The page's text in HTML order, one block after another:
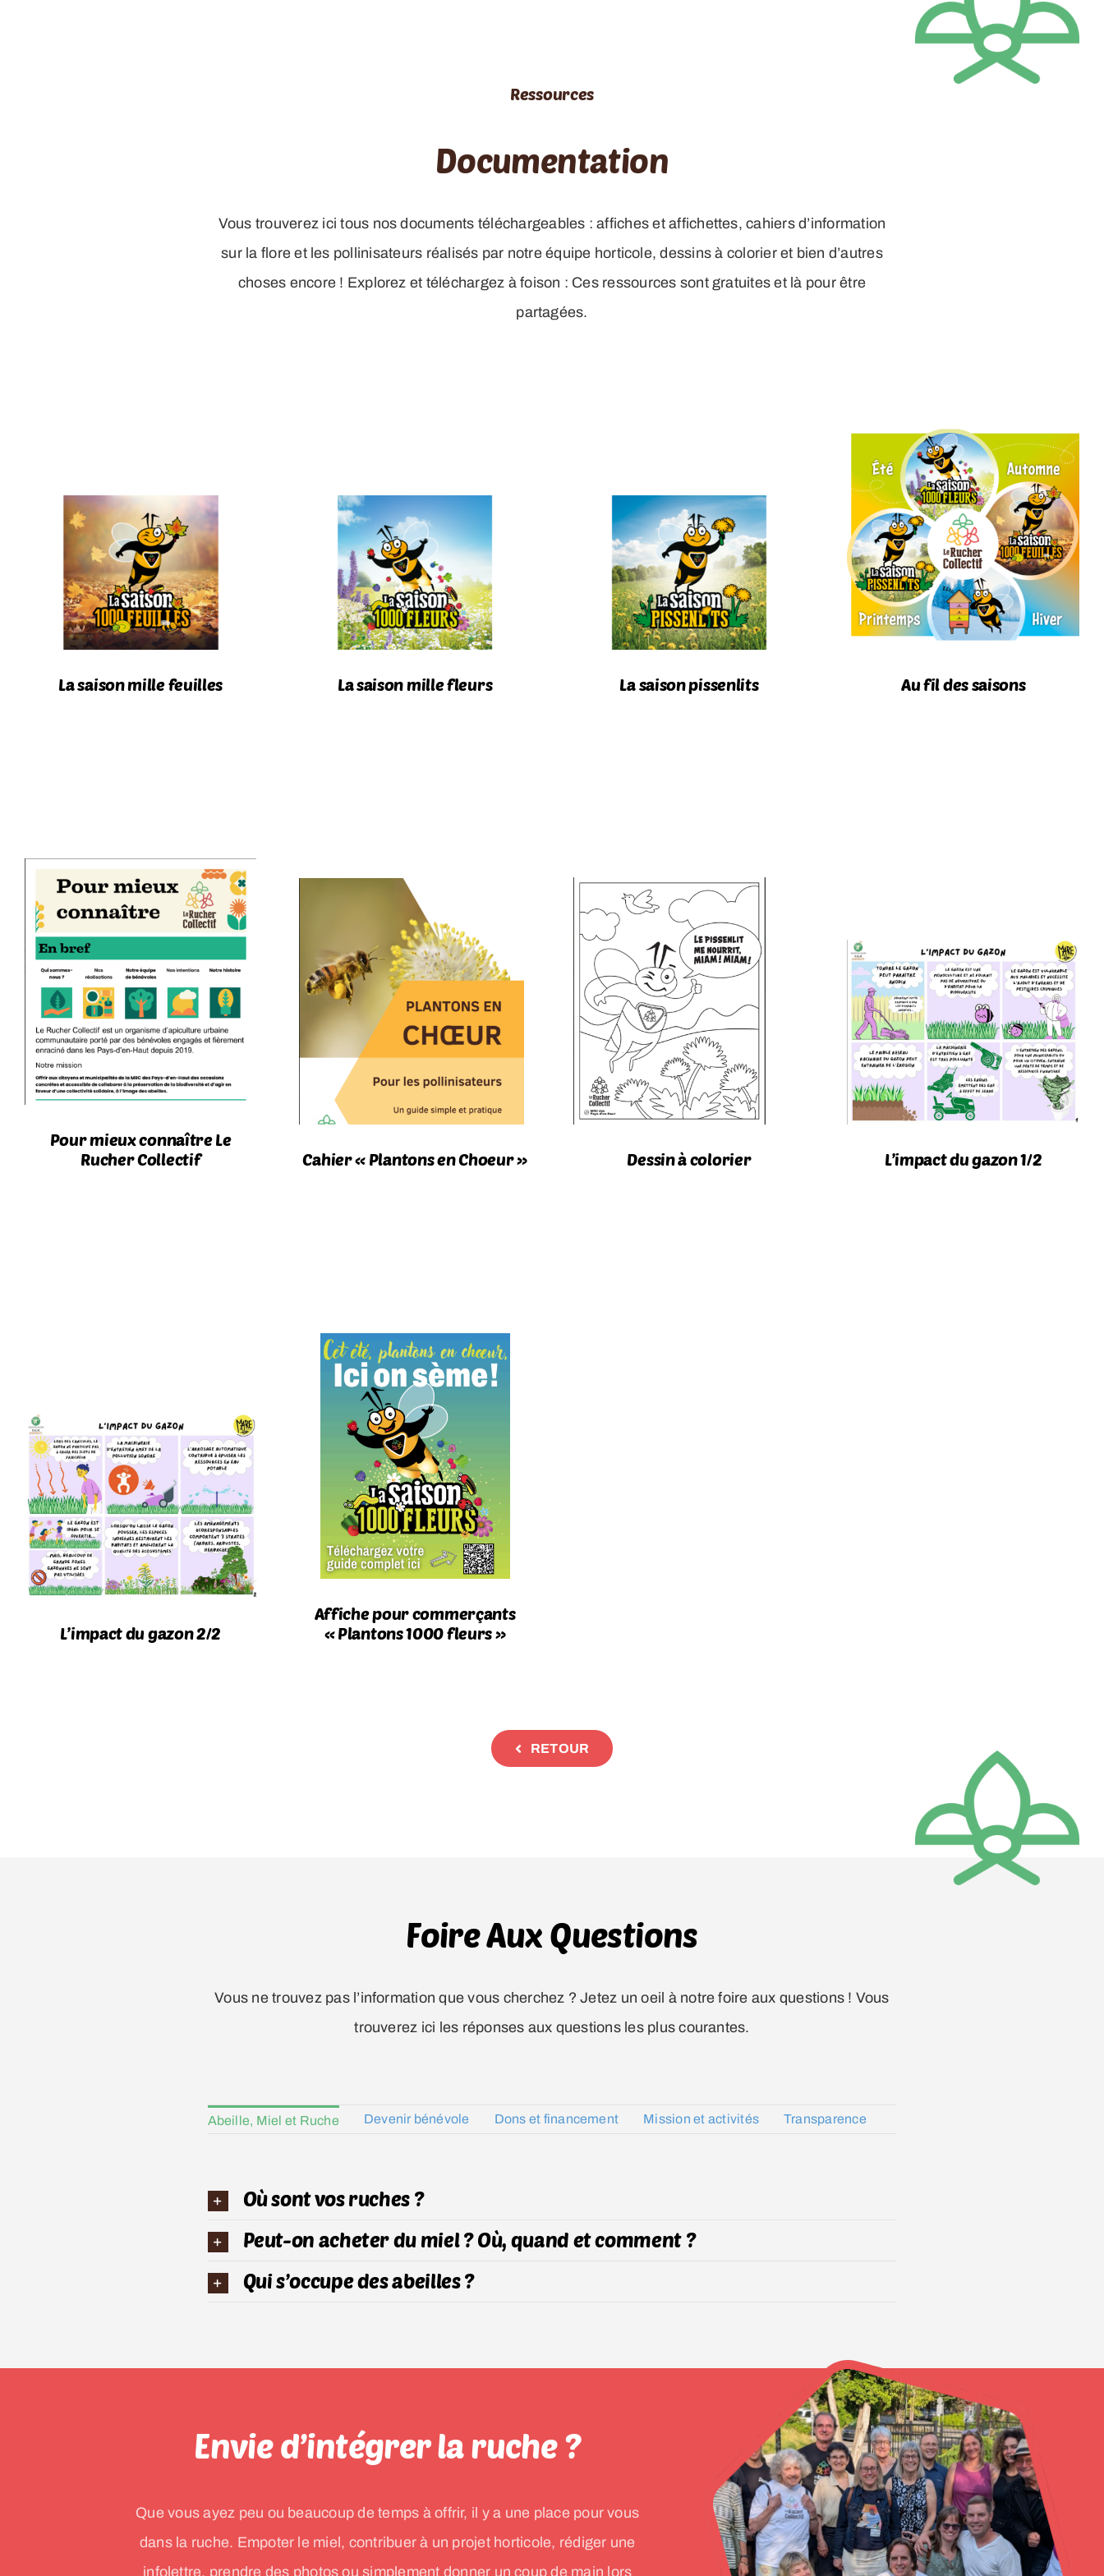
Ressources
Documentation
Vous trouverez ici tous nos documents téléchargeables : affiches et affichettes, cahiers d’information
sur la flore et les pollinisateurs réalisés par notre équipe horticole, dessins à colorier et bien d’autres
choses encore ! Explorez et téléchargez à foison : Ces ressources sont gratuites et là pour être
partagées.
La saison mille feuilles La saison mille fleurs La saison pissenlits Au fil des saisons
Pour mieux connaître Le
Rucher Collectif
Cahier « Plantons en Choeur » Dessin à colorier L’impact du gazon 1/2
L’impact du gazon 2/2
Affiche pour commerçants
« Plantons 1000 fleurs »
RETOUR
Foire Aux Questions
Vous ne trouvez pas l’information que vous cherchez ? Jetez un oeil à notre foire aux questions ! Vous
trouverez ici les réponses aux questions les plus courantes.
Abeille, Miel et Ruche Devenir bénévole Dons et financement Mission et activités Transparence
Où sont vos ruches ?
Peut-on acheter du miel ? Où, quand et comment ?
Qui s’occupe des abeilles ?
Envie d’intégrer la ruche ?
Que vous ayez peu ou beaucoup de temps à offrir, il y a une place pour vous
dans la ruche. Empoter le miel, contribuer à un projet horticole, rédiger une
infolettre, prendre des photos ou simplement donner un coup de main lors